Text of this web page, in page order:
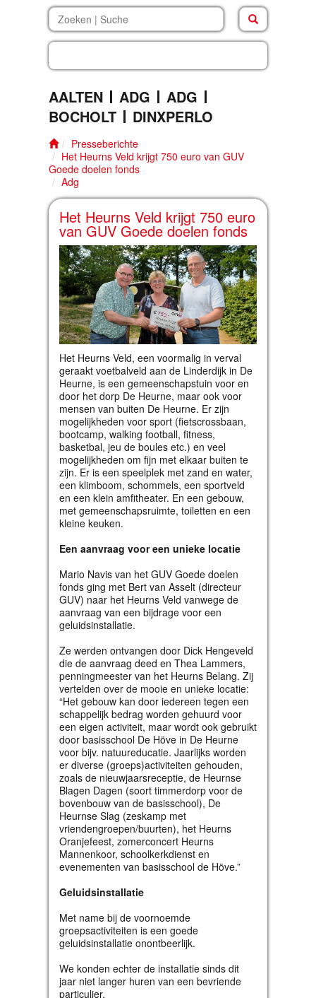
.erleben.
AALTEN ADG
ADG
BOCHOLT
DINXPERLO
Presseberichte
Het Heurns Veld krijgt 750 euro van GUV
Goede doelen fonds
Adg
Het Heurns Veld krijgt 750 euro
van GUV Goede doelen fonds
Het Heurns Veld, een voormalig in verval
geraakt voetbalveld aan de Linderdijk in De
Heurne, is een gemeenschapstuin voor en
door het dorp De Heurne, maar ook voor
mensen van buiten De Heurne. Er zijn
mogelijkheden voor sport (fietscrossbaan,
bootcamp, walking football, fitness,
basketbal, jeu de boules etc.) en veel
mogelijkheden om fijn met elkaar buiten te
zijn. Er is een speelplek met zand en water,
een klimboom, schommels, een sportveld
en een klein amfitheater. En een gebouw,
met gemeenschapsruimte, toiletten en een
kleine keuken.
Een aanvraag voor een unieke locatie
Mario Navis van het GUV Goede doelen
fonds ging met Bert van Asselt (directeur
GUV) naar het Heurns Veld vanwege de
aanvraag van een bijdrage voor een
geluidsinstallatie.
Ze werden ontvangen door Dick Hengeveld
die de aanvraag deed en Thea Lammers,
penningmeester van het Heurns Belang. Zij
vertelden over de mooie en unieke locatie:
“Het gebouw kan door iedereen tegen een
schappelijk bedrag worden gehuurd voor
een eigen activiteit, maar wordt ook gebruikt
door basisschool De Höve in De Heurne
voor bijv. natuureducatie. Jaarlijks worden
er diverse (groeps)activiteiten gehouden,
zoals de nieuwjaarsreceptie, de Heurnse
Blagen Dagen (soort timmerdorp voor de
bovenbouw van de basisschool), De
Heurnse Slag (zeskamp met
vriendengroepen/buurten), het Heurns
Oranjefeest, zomerconcert Heurns
Mannenkoor, schoolkerkdienst en
evenementen van basisschool de Höve.”
Geluidsinstallatie
Met name bij de voornoemde
groepsactiviteiten is een goede
geluidsinstallatie onontbeerlijk.
We konden echter de installatie sinds dit
jaar niet langer huren van een bevriende
particulier.